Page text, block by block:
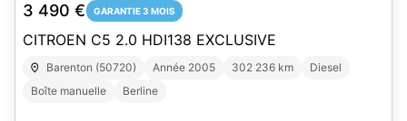
3 490 € GARANTIE 3 MOIS
CITROEN C5 2.0 HDI138 EXCLUSIVE
Barenton (50720) Année 2005 302 236 km
Diesel
Boîte manuelle
Berline